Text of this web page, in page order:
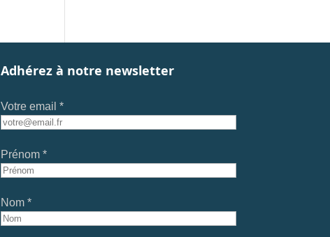
Adhérez à notre newsletter
Votre email *
Prénom *
Nom *